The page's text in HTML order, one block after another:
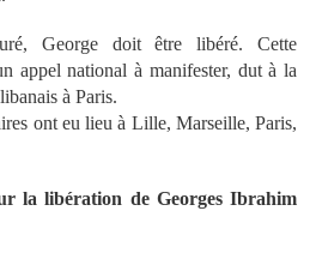
George doit être libéré. Cette
appel national à manifester, dut à la
à Paris.
ont eu lieu à Lille, Marseille, Paris,
la libération de Georges Ibrahim